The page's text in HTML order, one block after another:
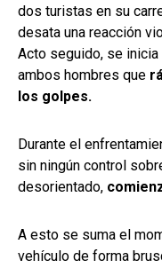
dos turistas en su
desata una reacción
Acto seguido, se
ambos hombres que
los golpes.
Durante el
sin ningún control
desorientado,
A esto se suma el
vehículo de forma